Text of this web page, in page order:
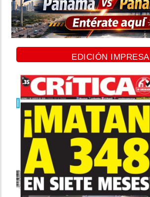
EDICIÓN IMPRESA